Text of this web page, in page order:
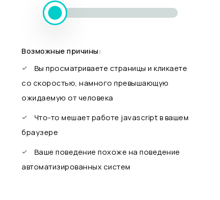
Возможные причины:
Вы просматриваете страницы и кликаете
со скоростью, намного превышающую
ожидаемую от человека
Что-то мешает работе javascript в вашем
браузере
Ваше поведение похоже на поведение
автоматизированных систем